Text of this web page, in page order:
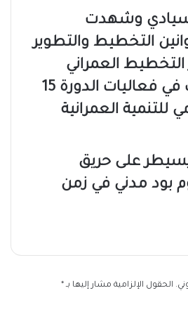
وشهدت
التخطيط والتطوير
التخطيط العمراني
بالجزيرة يشارك في فعاليات الدورة 15
العمرانية
يسيطر على حريق
بود مدني في زمن
الحقول الإلزامية مشار إليها بـ *